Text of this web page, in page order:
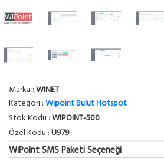
Marka :WINET
Kategori :Wipoint Bulut Hotspot
Stok Kodu :WIPOINT-500
Özel Kodu :U979
WiPoint SMS Paketi Seçeneği